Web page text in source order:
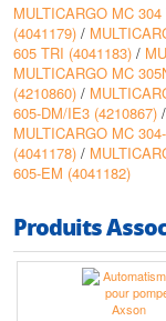
MULTICARGO MC
(4041179) /
605 TRI (4041183) /
MULTICARGO MC
(4210860) /
605-DM/IE3 (4210867) /
MULTICARGO MC
(4041178) /
605-EM (4041182)
Produits